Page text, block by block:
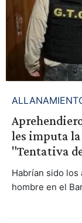
les imputa
"Tentativa
Habrían sido los
hombre en el